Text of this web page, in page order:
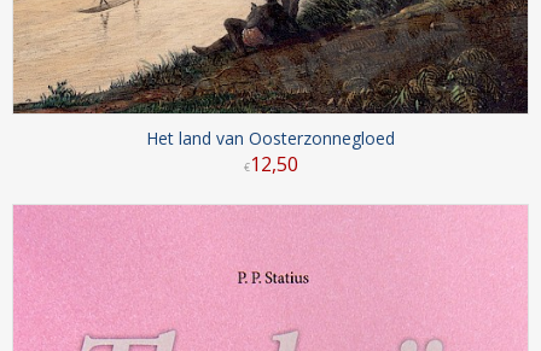
Het land van Oosterzonnegloed
€12,50